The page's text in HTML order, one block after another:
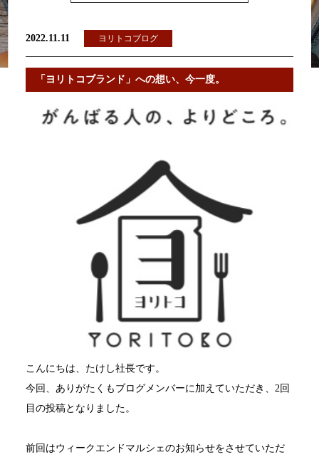
2022.11.11 ヨリトコブログ
「ヨリトコブランド」への想い、今一度。
こんにちは、たけし社長です。
今回、ありがたくもブログメンバーに加えていただき、2回
目の投稿となりました。
前回はウィークエンドマルシェのお知らせをさせていただ